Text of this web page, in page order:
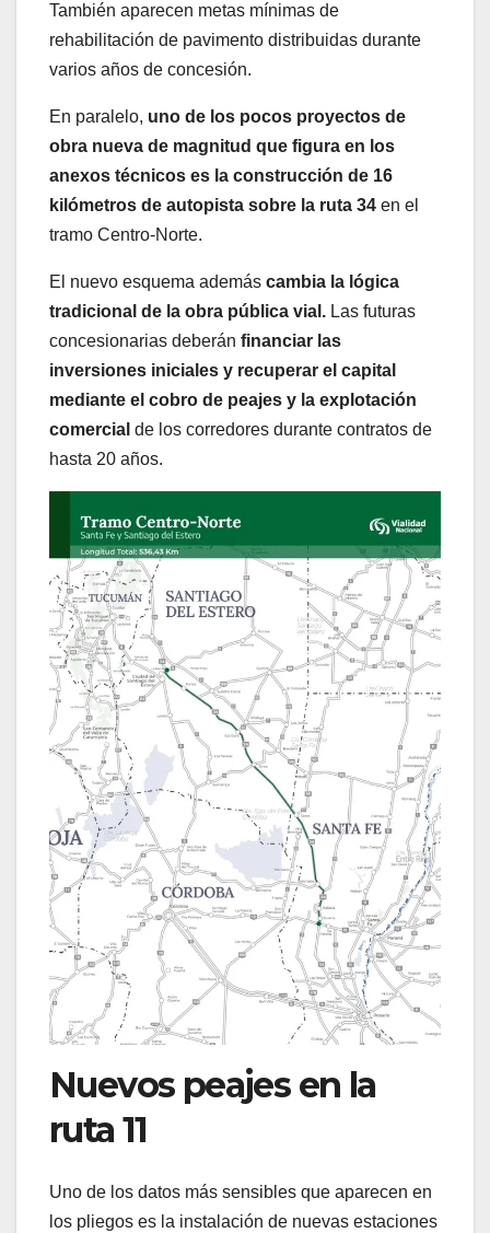
También aparecen metas mínimas de
rehabilitación de pavimento distribuidas durante
varios años de concesión.
En paralelo, uno de los pocos proyectos de
obra nueva de magnitud que figura en los
anexos técnicos es la construcción de 16
kilómetros de autopista sobre la ruta 34 en el
tramo Centro-Norte.
El nuevo esquema además cambia la lógica
tradicional de la obra pública vial. Las futuras
concesionarias deberán financiar las
inversiones iniciales y recuperar el capital
mediante el cobro de peajes y la explotación
comercial de los corredores durante contratos de
hasta 20 años.
Nuevos peajes en la
ruta 11
Uno de los datos más sensibles que aparecen en
los pliegos es la instalación de nuevas estaciones